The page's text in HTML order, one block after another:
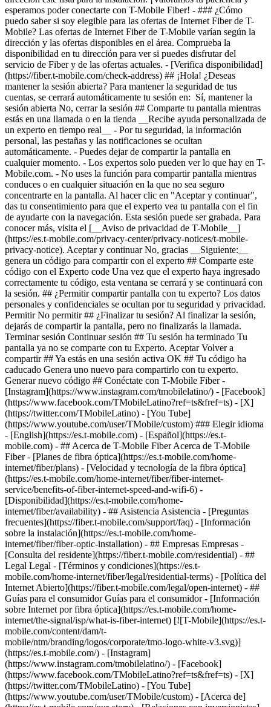
- [Verifica disponibilidad]
(https://fiber.t-mobile.com/check-address) ## ¡Hola! ¿Deseas
mantener la sesión abierta? Para mantener la seguridad de tus
cuentas, se cerrará automáticamente tu sesión en: Sí, mantener la
sesión abierta No, cerrar la sesión ## Comparte tu pantalla mientras
estás en una llamada o en la tienda __Recibe ayuda personalizada de
un experto en tiempo real__ - Por tu seguridad, la información
personal, las pestañas y las notificaciones se ocultan
automáticamente. - Puedes dejar de compartir la pantalla en
cualquier momento. - Los expertos solo pueden ver lo que hay en T-
Mobile.com. - No uses la función para compartir pantalla mientras
conduces o en cualquier situación en la que no sea seguro
concentrarte en la pantalla. Al hacer clic en "Aceptar y continuar",
das tu consentimiento para que el experto vea tu pantalla con el fin
de ayudarte con la navegación. Esta sesión puede ser grabada. Para
conocer más, visita el [__Aviso de privacidad de T-Mobile__]
(https://es.t-mobile.com/privacy-center/privacy-notices/t-mobile-
privacy-notice). Aceptar y continuar No, gracias __Siguiente:__
genera un código para compartir con el experto ## Comparte este
código con el Experto code Una vez que el experto haya ingresado
correctamente tu código, esta ventana se cerrará y se continuará con
la sesión. ## ¿Permitir compartir pantalla con tu experto? Los datos
personales y confidenciales se ocultan por tu seguridad y privacidad.
Permitir No permitir ## ¿Finalizar tu sesión? Al finalizar la sesión,
dejarás de compartir la pantalla, pero no finalizarás la llamada.
Terminar sesión Continuar sesión ## Tu sesión ha terminado Tu
pantalla ya no se comparte con tu Experto. Aceptar Volver a
compartir ## Ya estás en una sesión activa OK ## Tu código ha
caducado Genera uno nuevo para compartirlo con tu experto.
Generar nuevo código ## Conéctate con T-Mobile Fiber -
[Instagram](https://www.instagram.com/tmobilelatino/) - [Facebook]
(https://www.facebook.com/TMobileLatino?ref=ts&fref=ts) - [X]
(https://twitter.com/TMobileLatino) - [You Tube]
(https://www.youtube.com/user/TMobile/custom) ### Elegir idioma
- [English](https://es.t-mobile.com) - [Español](https://es.t-
mobile.com) - ## Acerca de T-Mobile Fiber Acerca de T-Mobile
Fiber - [Planes de fibra óptica](https://es.t-mobile.com/home-
internet/fiber/plans) - [Velocidad y tecnología de la fibra óptica]
(https://es.t-mobile.com/home-internet/fiber/fiber-internet-
service/benefits-of-fiber-internet-speed-and-wifi-6) -
[Disponibilidad](https://es.t-mobile.com/home-
internet/fiber/availability) - ## Asistencia Asistencia - [Preguntas
frecuentes](https://fiber.t-mobile.com/support/faq) - [Información
sobre la instalación](https://es.t-mobile.com/home-
internet/fiber/fiber-optic-installation) - ## Empresas Empresas -
[Consulta del residente](https://fiber.t-mobile.com/residential) - ##
Legal Legal - [Términos y condiciones](https://es.t-
mobile.com/home-internet/fiber/legal/residential-terms) - [Política del
Internet Abierto](https://fiber.t-mobile.com/legal/open-internet) - ##
Guías para el consumidor Guías para el consumidor - [Información
sobre Internet por fibra óptica](https://es.t-mobile.com/home-
internet/the-signal/isp/what-is-fiber-internet) [![T-Mobile](https://es.t-
mobile.com/content/dam/t-
mobile/ntm/branding/logos/corporate/tmo-logo-white-v3.svg)]
(https://es.t-mobile.com/) - [Instagram]
(https://www.instagram.com/tmobilelatino/) - [Facebook]
(https://www.facebook.com/TMobileLatino?ref=ts&fref=ts) - [X]
(https://twitter.com/TMobileLatino) - [You Tube]
(https://www.youtube.com/user/TMobile/custom) - [Acerca de]